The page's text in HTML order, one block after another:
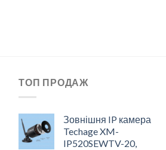
ТОП ПРОДАЖ
Зовнішня IP камера
Techage XM-
IP520SEWTV-20,